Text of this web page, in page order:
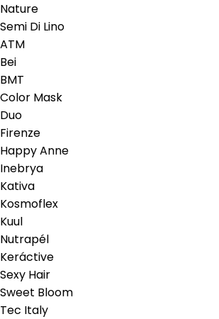
Nature
Semi Di Lino
ATM
Bei
BMT
Color Mask
Duo
Firenze
Happy Anne
Inebrya
Kativa
Kosmoflex
Kuul
Nutrapél
Keráctive
Sexy Hair
Sweet Bloom
Tec Italy